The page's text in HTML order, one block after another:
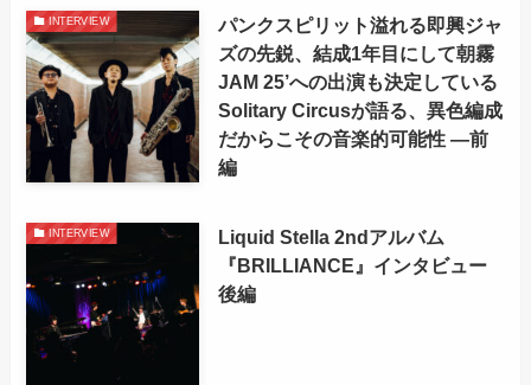
INTERVIEW
パンクスピリット溢れる即興ジャ
ズの先鋭、結成1年目にして朝霧
JAM 25’への出演も決定している
Solitary Circusが語る、異色編成
だからこその音楽的可能性 —前
編
INTERVIEW
Liquid Stella 2ndアルバム
『BRILLIANCE』インタビュー
後編